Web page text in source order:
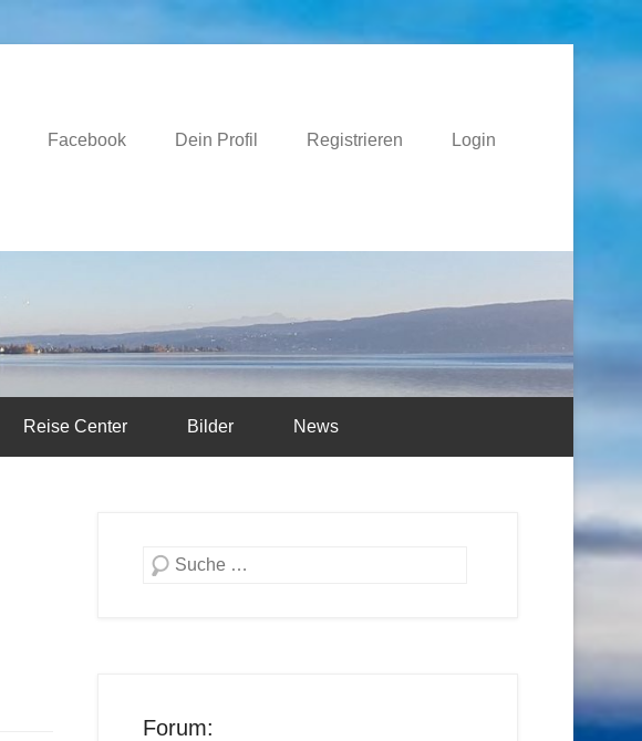
Facebook Dein Profil Registrieren Login
Reise Center Bilder News
Suchen
Forum: